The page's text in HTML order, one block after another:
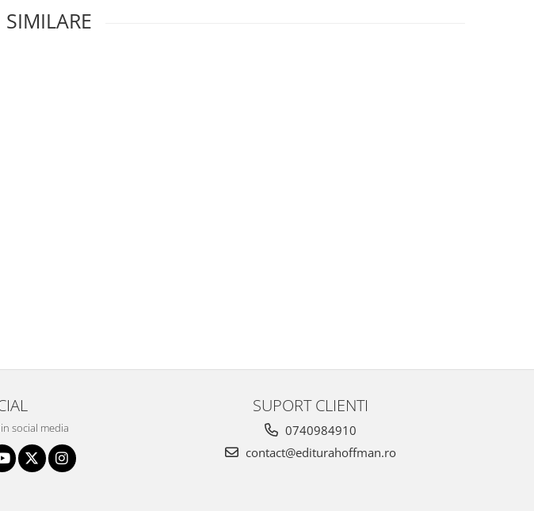
SIMILARE
social media
SUPORT CLIENTI
0740984910
contact@editurahoffman.ro